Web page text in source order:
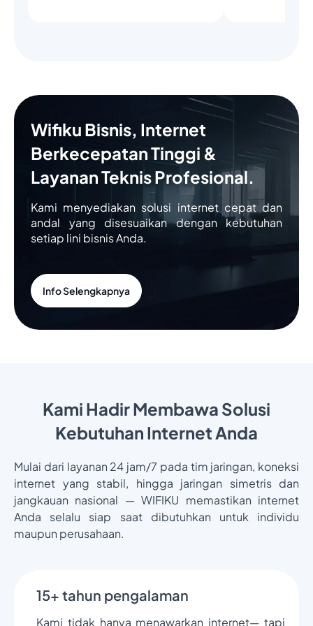
Wifiku Bisnis, Internet
Berkecepatan Tinggi &
Layanan Teknis Profesional.
Kami menyediakan solusi internet cepat dan
andal yang disesuaikan dengan kebutuhan
setiap lini bisnis Anda.
Info Selengkapnya
Kami Hadir Membawa Solusi
Kebutuhan Internet Anda
Mulai dari layanan 24 jam/7 pada tim jaringan, koneksi
internet yang stabil, hingga jaringan simetris dan
jangkauan nasional — WIFIKU memastikan internet
Anda selalu siap saat dibutuhkan untuk individu
maupun perusahaan.
15+ tahun pengalaman
Kami tidak hanya menawarkan internet— tapi